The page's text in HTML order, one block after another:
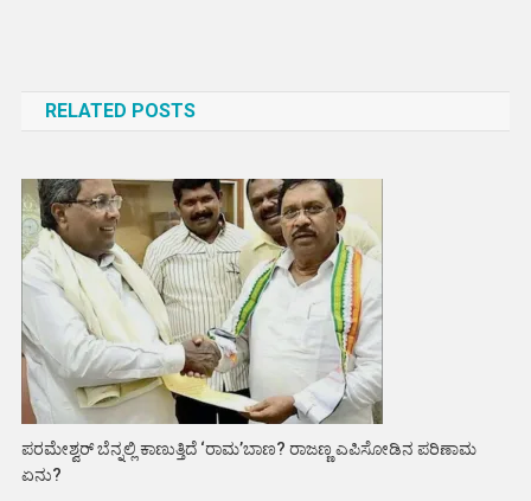
RELATED POSTS
ಪರಮೇಶ್ವರ್ ಬೆನ್ನಲ್ಲಿ ಕಾಣುತ್ತಿದೆ ‘ರಾಮ’ಬಾಣ? ರಾಜಣ್ಣ ಎಪಿಸೋಡಿನ ಪರಿಣಾಮ
ಏನು?